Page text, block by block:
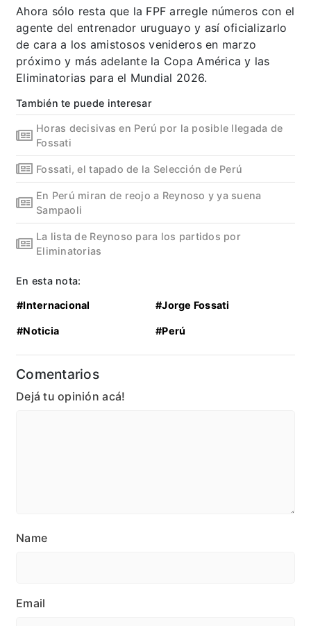
Ahora sólo resta que la FPF arregle números con el
agente del entrenador uruguayo y así oficializarlo
de cara a los amistosos venideros en marzo
próximo y más adelante la Copa América y las
Eliminatorias para el Mundial 2026.
También te puede interesar
Horas decisivas en Perú por la posible llegada de
Fossati
Fossati, el tapado de la Selección de Perú
En Perú miran de reojo a Reynoso y ya suena
Sampaoli
La lista de Reynoso para los partidos por
Eliminatorias
En esta nota:
#Internacional #Jorge Fossati
#Noticia #Perú
Comentarios
Dejá tu opinión acá!
Name
Email